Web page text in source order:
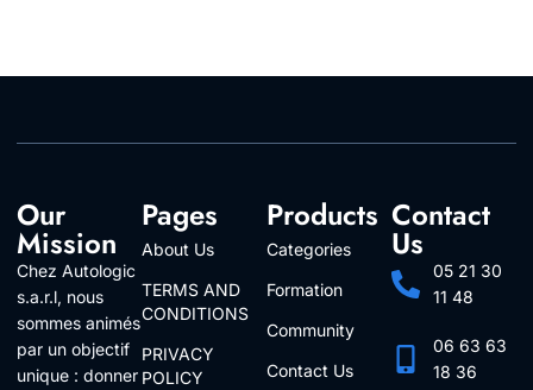
Our
Mission
Chez Autologic
s.a.r.l, nous
sommes animés
par un objectif
unique : donner
Pages
About Us
TERMS AND
CONDITIONS
PRIVACY
POLICY
Products
Categories
Formation
Community
Contact Us
Contact
Us
05 21 30
11 48
06 63 63
18 36